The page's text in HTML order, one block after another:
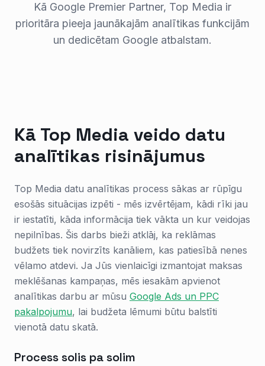
Kā Google Premier Partner, Top Media ir
prioritāra pieeja jaunākajām analītikas funkcijām
un dedicētam Google atbalstam.
Kā Top Media veido datu
analītikas risinājumus
Top Media datu analītikas process sākas ar rūpīgu
esošās situācijas izpēti - mēs izvērtējam, kādi rīki jau
ir iestatīti, kāda informācija tiek vākta un kur veidojas
nepilnības. Šis darbs bieži atklāj, ka reklāmas
budžets tiek novirzīts kanāliem, kas patiesībā nenes
vēlamo atdevi. Ja Jūs vienlaicīgi izmantojat maksas
meklēšanas kampaņas, mēs iesakām apvienot
analītikas darbu ar mūsu Google Ads un PPC
pakalpojumu, lai budžeta lēmumi būtu balstīti
vienotā datu skatā.
Process solis pa solim